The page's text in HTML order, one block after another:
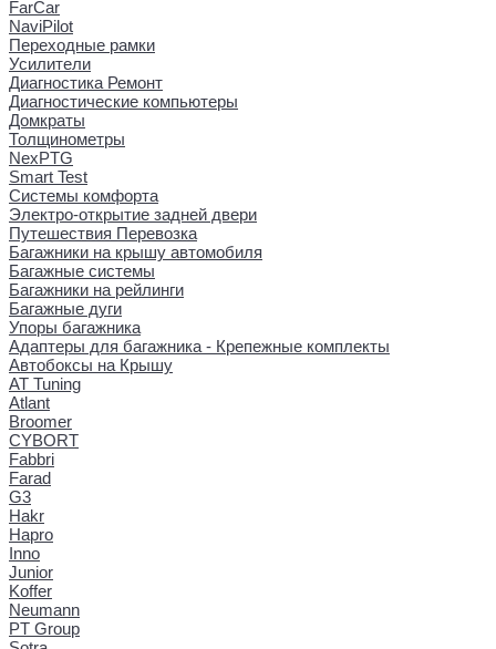
FarCar
NaviPilot
Переходные рамки
Усилители
Диагностика Ремонт
Диагностические компьютеры
Домкраты
Толщинометры
NexPTG
Smart Test
Системы комфорта
Электро-открытие задней двери
Путешествия Перевозка
Багажники на крышу автомобиля
Багажные системы
Багажники на рейлинги
Багажные дуги
Упоры багажника
Адаптеры для багажника - Крепежные комплекты
Автобоксы на Крышу
AT Tuning
Atlant
Broomer
CYBORT
Fabbri
Farad
G3
Hakr
Hapro
Inno
Junior
Koffer
Neumann
PT Group